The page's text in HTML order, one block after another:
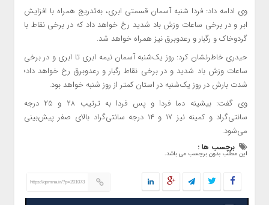
وی ادامه داد: فردا شنبه آسمان قسمتی ابری، به‌تدریج همراه با افزایش
ابر و در برخی ساعات وزش باد شدید رخ خواهد داد که در برخی نقاط با
گردوخاک و رگبار و رعدوبرق نیز همراه خواهد شد.
حیدری خاطرنشان کرد: روز یک‌شنبه آسمان نیمه ابری تا ابری و در برخی
ساعات وزش باد شدید و در برخی نقاط رگبار و رعدوبرق رخ خواهد داد؛
شدت بارش در روز یک‌شنبه در استان کمتر از روز شنبه خواهد بود.
وی گفت: بیشینه دما فردا و پس فردا به ترتیب ۲۸ و ۲۵ درجه
سانتی‌گراد و کمینه نیز ۱۷ و ۱۴ درجه سانتی‌گراد بالای صفر پیش‌بینی
می‌شود.
برچسب ها :
این مطلب بدون برچسب می باشد.
https://qomna.ir/?p=201073